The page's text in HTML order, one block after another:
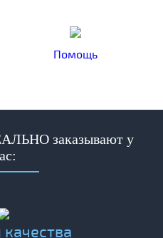
Помощь
заказывают у
качества